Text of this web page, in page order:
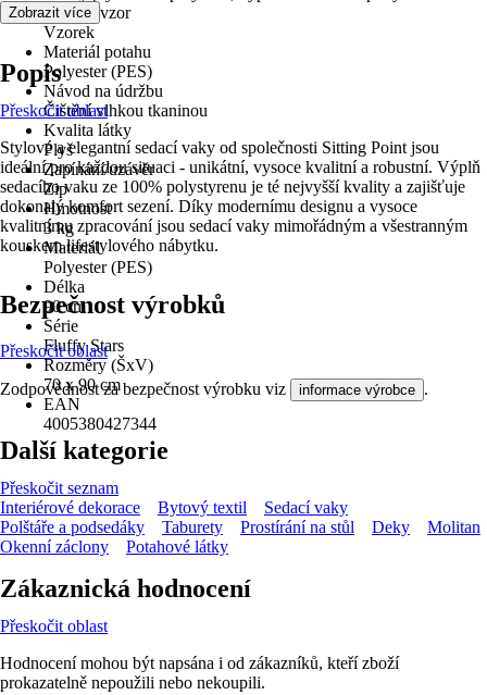
Dekor / vzor
Vzorek
Materiál potahu
Polyester (PES)
Návod na údržbu
Čištění vlhkou tkaninou
Kvalita látky
Plyš
Zapínání/uzávěr
Zip
Hmotnost
3 kg
Materiál
Polyester (PES)
Délka
90 cm
Série
Fluffy Stars
Rozměry (ŠxV)
70 x 90 cm
EAN
4005380427344
Zobrazit více
Popis
Přeskočit oblast
Stylové a elegantní sedací vaky od společnosti Sitting Point jsou
ideální pro každou situaci - unikátní, vysoce kvalitní a robustní. Výplň
sedacího vaku ze 100% polystyrenu je té nejvyšší kvality a zajišťuje
dokonalý komfort sezení. Díky modernímu designu a vysoce
kvalitnímu zpracování jsou sedací vaky mimořádným a všestranným
kouskem lifestylového nábytku.
Bezpečnost výrobků
Přeskočit oblast
Zodpovědnost za bezpečnost výrobku viz informace výrobce .
Další kategorie
Přeskočit seznam
Interiérové dekorace
Bytový textil
Sedací vaky
Polštáře a podsedáky
Taburety Prostírání na stůl Deky
Molitan
Okenní záclony
Potahové látky
Zákaznická hodnocení
Přeskočit oblast
Hodnocení mohou být napsána i od zákazníků, kteří zboží
prokazatelně nepoužili nebo nekoupili.